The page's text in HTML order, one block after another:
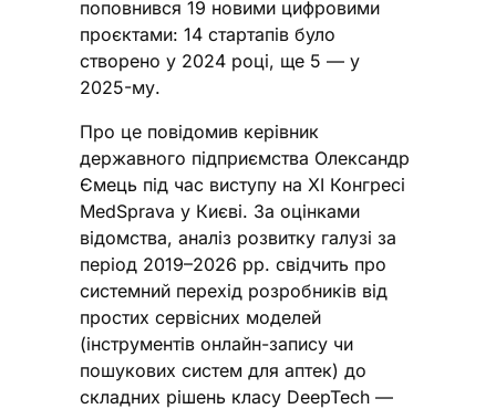
поповнився 19 новими цифровими
проєктами: 14 стартапів було
створено у 2024 році, ще 5 — у
2025-му.
Про це повідомив керівник
державного підприємства Олександр
Ємець під час виступу на XI Конгресі
MedSprava у Києві. За оцінками
відомства, аналіз розвитку галузі за
період 2019–2026 рр. свідчить про
системний перехід розробників від
простих сервісних моделей
(інструментів онлайн-запису чи
пошукових систем для аптек) до
складних рішень класу DeepTech —